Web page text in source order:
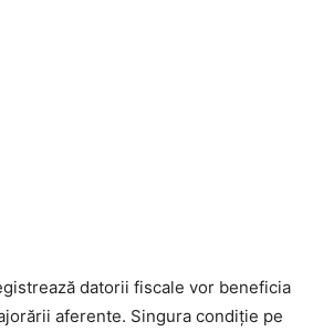
datorii fiscale vor beneficia
aferente. Singura condiție pe